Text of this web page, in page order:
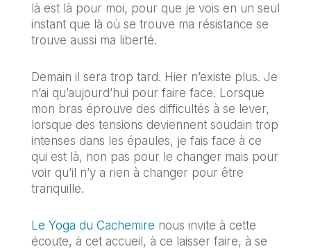
là est là pour moi, pour que je vois en un seul
instant que là où se trouve ma résistance se
trouve aussi ma liberté.
Demain il sera trop tard. Hier n’existe plus. Je
n’ai qu’aujourd’hui pour faire face. Lorsque
mon bras éprouve des difficultés à se lever,
lorsque des tensions deviennent soudain trop
intenses dans les épaules, je fais face à ce
qui est là, non pas pour le changer mais pour
voir qu’il n’y a rien à changer pour être
tranquille.
Le Yoga du Cachemire nous invite à cette
écoute, à cet accueil, à ce laisser faire, à se